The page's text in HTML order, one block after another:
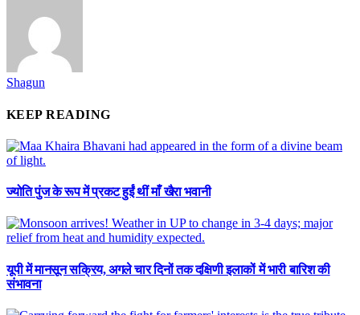
Shagun
KEEP READING
ज्योति पुंज के रूप में प्रकट हुईं थीं माँ खैरा भवानी
यूपी में मानसून सक्रिय, अगले चार दिनों तक दक्षिणी इलाकों में भारी बारिश की
संभावना